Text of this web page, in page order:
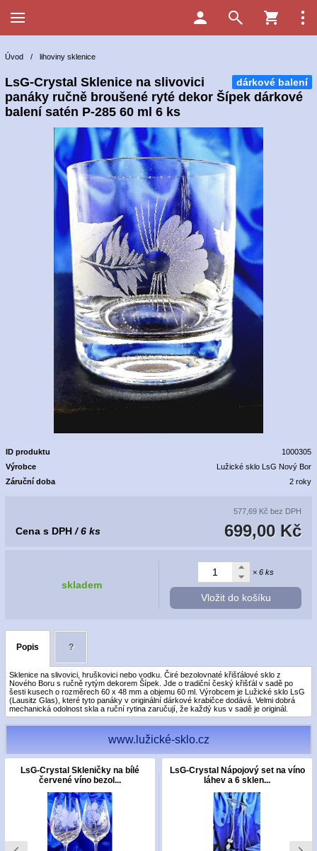
Úvod / lihoviny sklenice
dárkové balení
LsG-Crystal Sklenice na slivovici
panáky ručně broušené ryté dekor Šípek dárkové
balení satén P-285 60 ml 6 ks
ID produktu
1000305
Výrobce
Lužické sklo LsG Nový Bor
Záruční doba
2 roky
577,69 Kč bez DPH
699,00 Kč
Cena s DPH / 6 ks
skladem
× 6 ks
Vložit do košíku
Popis ?
Sklenice na slivovici, hruškovici nebo vodku. Čiré bezolovnaté křišťálové sklo z
Nového Boru s ručně rytým dekorem Šípek. Jde o tradiční český křišťál v sadě po
šesti kusech o rozměrech 60 x 48 mm a objemu 60 ml. Výrobcem je Lužické sklo LsG
(Lausitz Glas), které tyto panáky v originální dárkové krabičce dodává. Velmi dobrá
mechanická odolnost skla a ruční rytina zaručují, že každý kus v sadě je originál.
www.lužické-sklo.cz
LsG-Crystal Skleničky na bílé
červené víno bezol...
LsG-Crystal Nápojový set na víno
láhev a 6 sklen...